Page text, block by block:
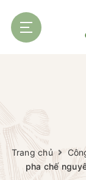
Trang chủ
pha chế